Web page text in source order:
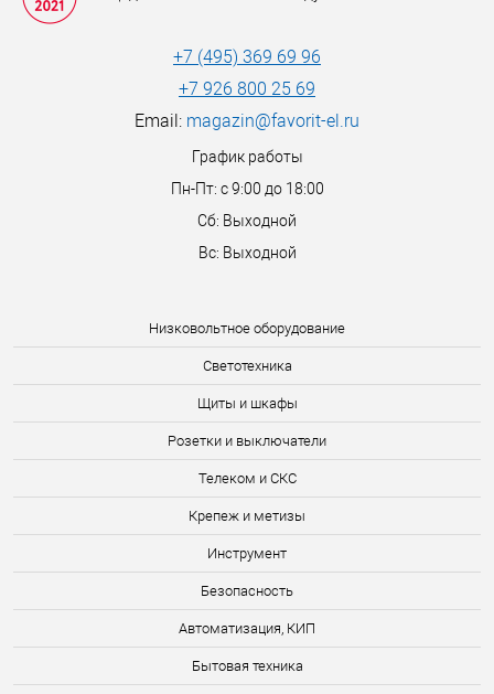
Низковольтное оборудование
Светотехника
Щиты и шкафы
Розетки и выключатели
Телеком и СКС
Крепеж и метизы
Инструмент
Безопасность
Автоматизация, КИП
Бытовая техника
+7 (495) 369 69 96
+7 926 800 25 69
Email: magazin@favorit-el.ru
График работы
Пн-Пт: с 9:00 до 18:00
Сб: Выходной
Вс: Выходной